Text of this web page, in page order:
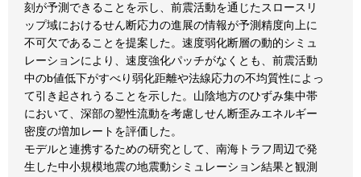
刻が予測できることを示し、前震活動を通じたスロースリ
ップ域におけるせん断応力の進展の情報が予測精度向上に
不可欠であることを提案した。速度弱化断層の動的シミュ
レーションにより、速度強化パッチがなくとも、前震活動
中のb値低下がすべり弱化距離や法線応力の不均質性によっ
て引き起されうることを示した。山陰地方のひずみ集中帯
において、深部の塑性流動を考慮しせん断歪みエネルギー
密度の増加レートを評価した。
モデルと連携するための研究として、南海トラフ周辺で発
生した中小規模地震の地震動シミュレーション結果と観測